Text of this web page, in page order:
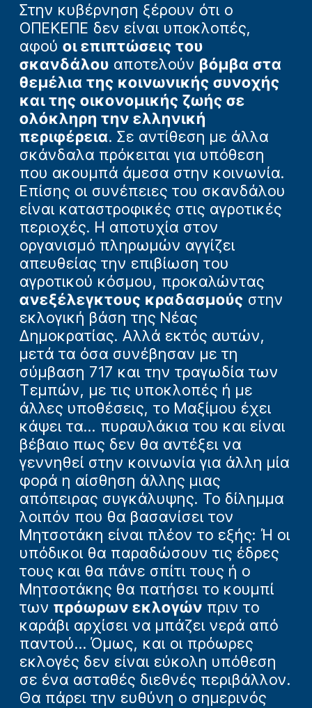
Στην κυβέρνηση ξέρουν ότι ο
ΟΠΕΚΕΠΕ δεν είναι υποκλοπές,
αφού οι επιπτώσεις του
σκανδάλου αποτελούν βόμβα στα
θεμέλια της κοινωνικής συνοχής
και της οικονομικής ζωής σε
ολόκληρη την ελληνική
περιφέρεια. Σε αντίθεση με άλλα
σκάνδαλα πρόκειται για υπόθεση
που ακουμπά άμεσα στην κοινωνία.
Επίσης οι συνέπειες του σκανδάλου
είναι καταστροφικές στις αγροτικές
περιοχές. Η αποτυχία στον
οργανισμό πληρωμών αγγίζει
απευθείας την επιβίωση του
αγροτικού κόσμου, προκαλώντας
ανεξέλεγκτους κραδασμούς στην
εκλογική βάση της Νέας
Δημοκρατίας. Αλλά εκτός αυτών,
μετά τα όσα συνέβησαν με τη
σύμβαση 717 και την τραγωδία των
Τεμπών, με τις υποκλοπές ή με
άλλες υποθέσεις, το Μαξίμου έχει
κάψει τα... πυραυλάκια του και είναι
βέβαιο πως δεν θα αντέξει να
γεννηθεί στην κοινωνία για άλλη μία
φορά η αίσθηση άλλης μιας
απόπειρας συγκάλυψης. Το δίλημμα
λοιπόν που θα βασανίσει τον
Μητσοτάκη είναι πλέον το εξής: Ή οι
υπόδικοι θα παραδώσουν τις έδρες
τους και θα πάνε σπίτι τους ή ο
Μητσοτάκης θα πατήσει το κουμπί
των πρόωρων εκλογών πριν το
καράβι αρχίσει να μπάζει νερά από
παντού... Όμως, και οι πρόωρες
εκλογές δεν είναι εύκολη υπόθεση
σε ένα ασταθές διεθνές περιβάλλον.
Θα πάρει την ευθύνη ο σημερινός